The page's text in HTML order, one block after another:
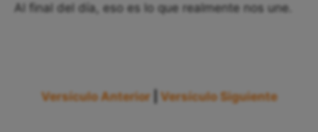
Al final del día, eso es lo que realmente nos une.
Versículo Anterior Versículo Siguiente